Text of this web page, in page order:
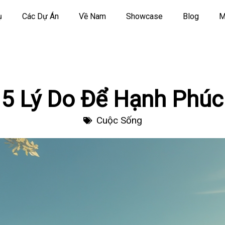
Các Dự Án Về Nam Showcase Blog
5 Lý Do Để Hạnh Phúc
Cuộc Sống